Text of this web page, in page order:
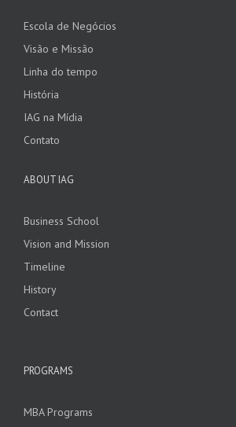
Escola de Negócios
Visão e Missão
Linha do tempo
História
IAG na Mídia
Contato
ABOUT IAG
Business School
Vision and Mission
Timeline
History
Contact
PROGRAMS
MBA Programs